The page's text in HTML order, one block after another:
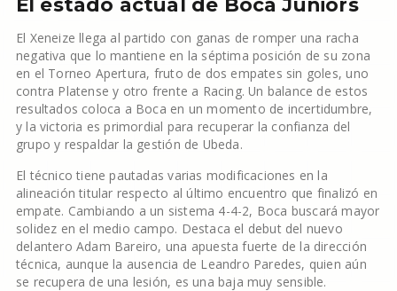
El Xeneize llega al partido con ganas de romper una racha
negativa que lo mantiene en la séptima posición de su zona
en el Torneo Apertura, fruto de dos empates sin goles, uno
contra Platense y otro frente a Racing. Un balance de estos
resultados coloca a Boca en un momento de incertidumbre,
y la victoria es primordial para recuperar la confianza del
grupo y respaldar la gestión de Ubeda.
El técnico tiene pautadas varias modificaciones en la
alineación titular respecto al último encuentro que finalizó en
empate. Cambiando a un sistema 4-4-2, Boca buscará mayor
solidez en el medio campo. Destaca el debut del nuevo
delantero Adam Bareiro, una apuesta fuerte de la dirección
técnica, aunque la ausencia de Leandro Paredes, quien aún
se recupera de una lesión, es una baja muy sensible.